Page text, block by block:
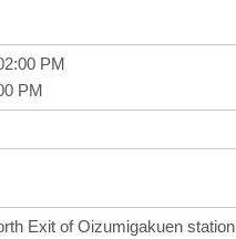
PM
PM
Exit of Oizumigakuen station